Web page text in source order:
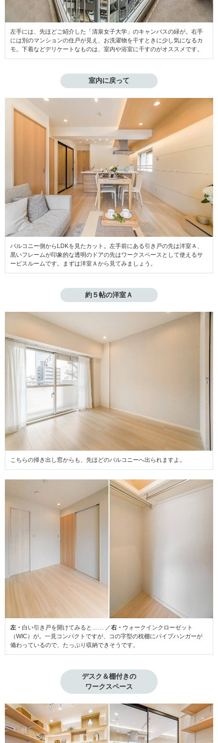
左手には、先ほどご紹介した「清泉女子大学」のキャンパスの緑が。右手
には別のマンションの住戸が見え、お洗濯物を干すときに少し気になるカ
モ。下着などデリケートなものは、室内や浴室に干すのがオススメです。
室内に戻って
バルコニー側からLDKを見たカット。左手前にある引き戸の先は洋室Ａ、
黒いフレームが印象的な透明のドアの先はワークスペースとして使えるサ
ービスルームです。まずは洋室Ａから見てみましょう。
約５帖の洋室Ａ
こちらの掃き出し窓からも、先ほどのバルコニーへ出られますよ。
左・ 白い引き戸を開けてみると…… ／右・ ウォークインクローゼット
（WIC）が。一見コンパクトですが、コの字型の枕棚にパイプハンガーが
備わっているので、たっぷり収納できそうです。
デスク＆棚付きの
ワークスペース